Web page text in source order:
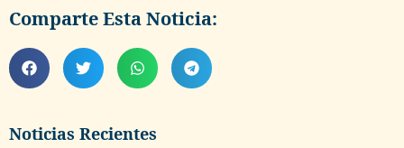
Noticias Recientes
Comparte Esta Noticia: